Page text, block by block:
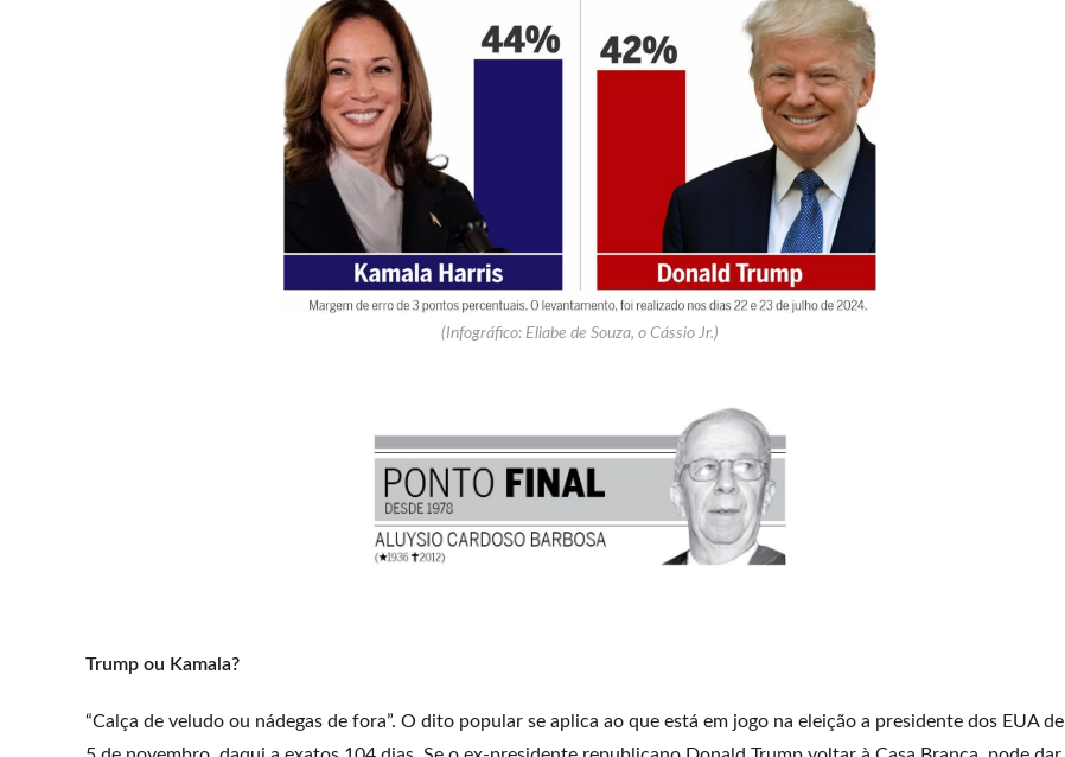
(Infográfico: Eliabe de Souza, o Cássio Jr.)
Trump ou Kamala?
“Calça de veludo ou nádegas de fora”. O dito popular se aplica ao que está em jogo na eleição a presidente dos EUA de